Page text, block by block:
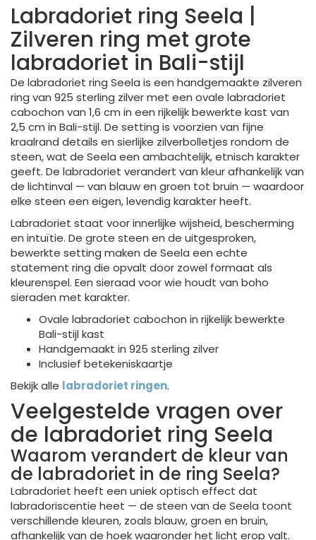
Labradoriet ring Seela |
Zilveren ring met grote
labradoriet in Bali-stijl
De labradoriet ring Seela is een handgemaakte zilveren
ring van 925 sterling zilver met een ovale labradoriet
cabochon van 1,6 cm in een rijkelijk bewerkte kast van
2,5 cm in Bali-stijl. De setting is voorzien van fijne
kraalrand details en sierlijke zilverbolletjes rondom de
steen, wat de Seela een ambachtelijk, etnisch karakter
geeft. De labradoriet verandert van kleur afhankelijk van
de lichtinval — van blauw en groen tot bruin — waardoor
elke steen een eigen, levendig karakter heeft.
Labradoriet staat voor innerlijke wijsheid, bescherming
en intuïtie. De grote steen en de uitgesproken,
bewerkte setting maken de Seela een echte
statement ring die opvalt door zowel formaat als
kleurenspel. Een sieraad voor wie houdt van boho
sieraden met karakter.
Ovale labradoriet cabochon in rijkelijk bewerkte
Bali-stijl kast
Handgemaakt in 925 sterling zilver
Inclusief betekeniskaartje
Bekijk alle labradoriet ringen.
Veelgestelde vragen over
de labradoriet ring Seela
Waarom verandert de kleur van
de labradoriet in de ring Seela?
Labradoriet heeft een uniek optisch effect dat
labradoriscentie heet — de steen van de Seela toont
verschillende kleuren, zoals blauw, groen en bruin,
afhankelijk van de hoek waaronder het licht erop valt.